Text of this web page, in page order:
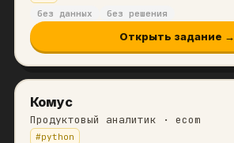
без данных
без решения
Открыть задание →
Комус
Продуктовый аналитик · ecom
#python